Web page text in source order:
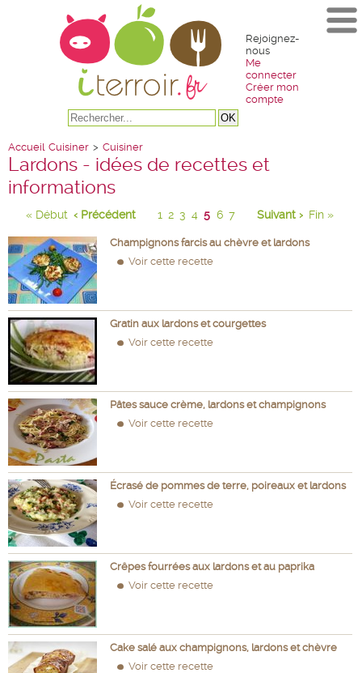
Rejoignez-
nous
Me
connecter
Créer mon
compte
Accueil Cuisiner > Cuisiner
Lardons - idées de recettes et
informations
« Début ‹ Précédent 1 2 3 4 5 6 7 Suivant › Fin »
Champignons farcis au chèvre et lardons
Voir cette recette
Gratin aux lardons et courgettes
Voir cette recette
Pâtes sauce crème, lardons et champignons
Voir cette recette
Écrasé de pommes de terre, poireaux et lardons
Voir cette recette
Crêpes fourrées aux lardons et au paprika
Voir cette recette
Cake salé aux champignons, lardons et chèvre
Voir cette recette